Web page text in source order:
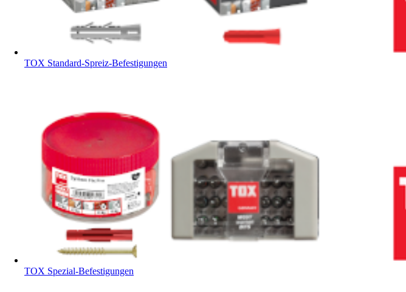
TOX Standard-Spreiz-Befestigungen
TOX Spezial-Befestigungen